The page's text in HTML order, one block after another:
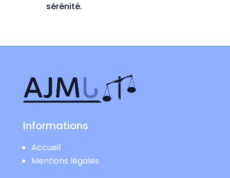
sérénité.
Informations
Accueil
Mentions légales